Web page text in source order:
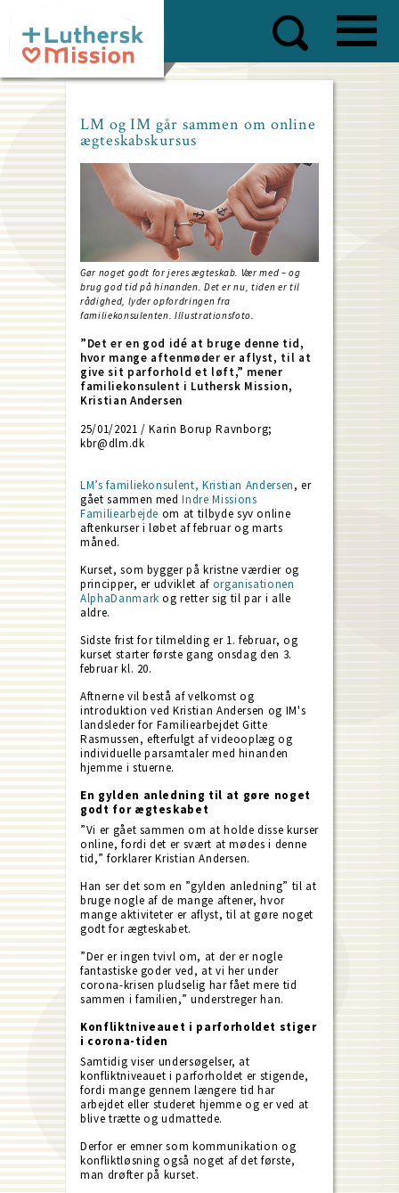
main
content
LM og IM går sammen om online
ægteskabskursus
Gør noget godt for jeres ægteskab. Vær med – og
brug god tid på hinanden. Det er nu, tiden er til
rådighed, lyder opfordringen fra
familiekonsulenten. Illustrationsfoto.
”Det er en god idé at bruge denne tid,
hvor mange aftenmøder er aflyst, til at
give sit parforhold et løft,” mener
familiekonsulent i Luthersk Mission,
Kristian Andersen
25/01/2021 / Karin Borup Ravnborg;
kbr@dlm.dk
LM’s familiekonsulent, Kristian Andersen, er
gået sammen medIndre Missions
Familiearbejde om at tilbyde syv online
aftenkurser i løbet af februar og marts
måned.
Kurset, som bygger på kristne værdier og
principper, er udviklet af organisationen
AlphaDanmark og retter sig til par i alle
aldre.
Sidste frist for tilmelding er 1. februar, og
kurset starter første gang onsdag den 3.
februar kl. 20.
Aftnerne vil bestå af velkomst og
introduktion ved Kristian Andersen og IM's
landsleder for Familiearbejdet Gitte
Rasmussen, efterfulgt af videooplæg og
individuelle parsamtaler med hinanden
hjemme i stuerne.
En gylden anledning til at gøre noget
godt for ægteskabet
”Vi er gået sammen om at holde disse kurser
online, fordi det er svært at mødes i denne
tid,” forklarer Kristian Andersen.
Han ser det som en ”gylden anledning” til at
bruge nogle af de mange aftener, hvor
mange aktiviteter er aflyst, til at gøre noget
godt for ægteskabet.
”Der er ingen tvivl om, at der er nogle
fantastiske goder ved, at vi her under
corona-krisen pludselig har fået mere tid
sammen i familien,” understreger han.
Konfliktniveauet i parforholdet stiger
i corona-tiden
Samtidig viser undersøgelser, at
konfliktniveauet i parforholdet er stigende,
fordi mange gennem længere tid har
arbejdet eller studeret hjemme og er ved at
blive trætte og udmattede.
Derfor er emner som kommunikation og
konfliktløsning også noget af det første,
man drøfter på kurset.